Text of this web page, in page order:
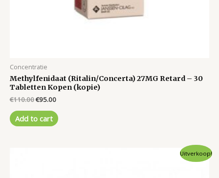
Concentratie
Methylfenidaat (Ritalin/Concerta) 27MG Retard – 30
Tabletten Kopen (kopie)
€110.00Original
was:
€110.00.
€95.00Current
is:
€95.00.
Add to cart
Uitverkoop!